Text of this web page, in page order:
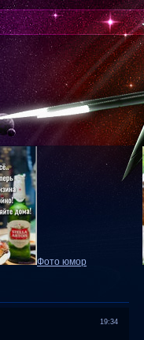
Фото юмор
19:34